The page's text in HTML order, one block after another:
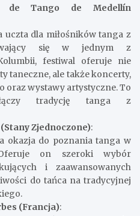
de Tango de Medellín
uczta dla miłośników tanga z
się w jednym z
festiwal oferuje nie
taneczne, ale także koncerty,
oraz wystawy artystyczne. To
tradycję tanga z
Zjednoczone):
okazja do poznania tanga w
on szeroki wybór
i zaawansowanych
do tańca na tradycyjnej
(Francja):